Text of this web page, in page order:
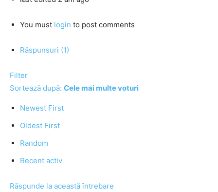
You must login to post comments
Răspunsuri (1)
Filter
Sortează după: Cele mai multe voturi
Newest First
Oldest First
Random
Recent activ
Răspunde la această întrebare